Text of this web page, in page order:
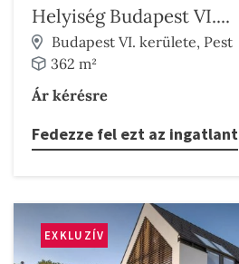
Helyiség Budapest VI....
Budapest VI. kerülete, Pest
362 m²
Ár kérésre
Fedezze fel ezt az ingatlant
EXKLUZÍV